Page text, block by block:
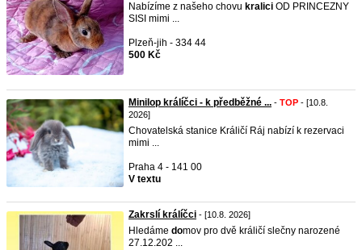
Nabízíme z našeho chovu kralici OD PRINCEZNY
SISI mimi ...
Plzeň-jih - 334 44
500 Kč
Minilop králíčci - k předběžné ... - TOP - [10.8.
2026]
Chovatelská stanice Králičí Ráj nabízí k rezervaci
mimi ...
Praha 4 - 141 00
V textu
Zakrslí králíčci - [10.8. 2026]
Hledáme domov pro dvě králičí slečny narozené
27.12.202 ...